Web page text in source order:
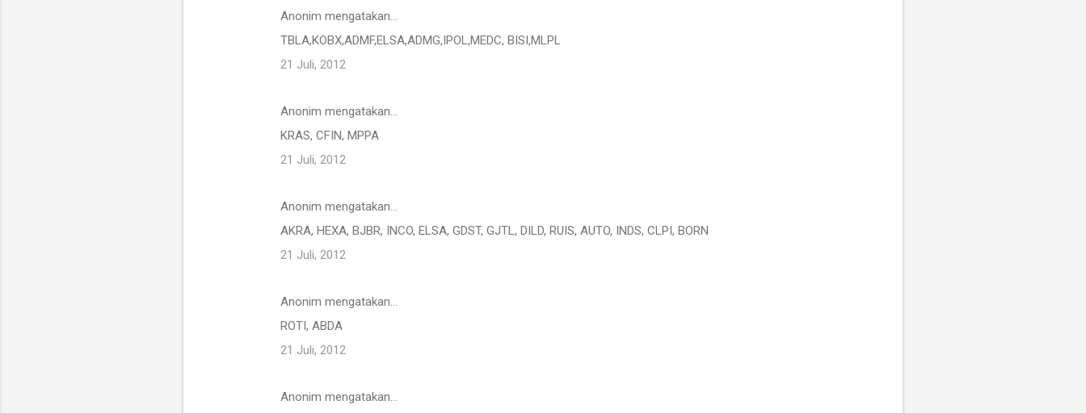
Anonim mengatakan…
TBLA,KOBX,ADMF,ELSA,ADMG,IPOL,MEDC, BISI,MLPL
21 Juli, 2012
Anonim mengatakan…
KRAS, CFIN, MPPA
21 Juli, 2012
Anonim mengatakan…
AKRA, HEXA, BJBR, INCO, ELSA, GDST, GJTL, DILD, RUIS, AUTO, INDS, CLPI, BORN
21 Juli, 2012
Anonim mengatakan…
ROTI, ABDA
21 Juli, 2012
Anonim mengatakan…